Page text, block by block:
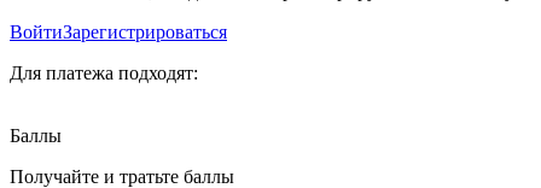
ВойтиЗарегистрироваться
Для платежа подходят:
Баллы
Получайте и тратьте баллы